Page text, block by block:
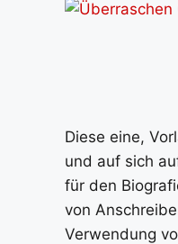
Diese eine,
und auf sich
für den
von
Verwendung